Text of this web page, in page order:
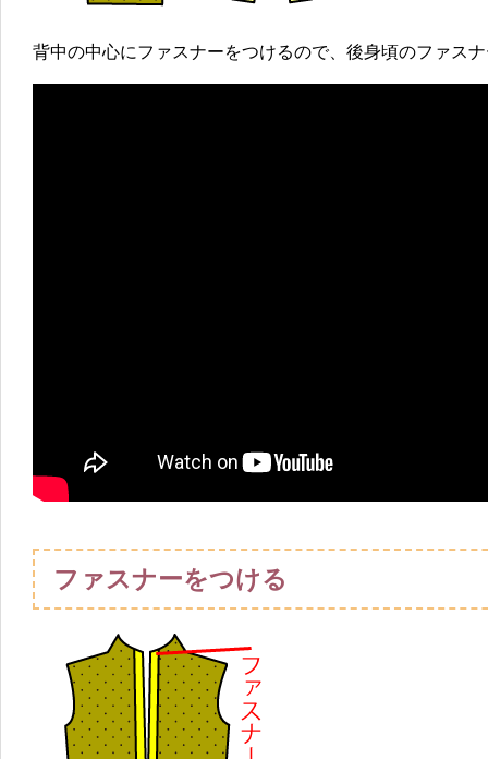
背中の中心にファスナーをつけるので、後身頃のファス
ファスナーをつける